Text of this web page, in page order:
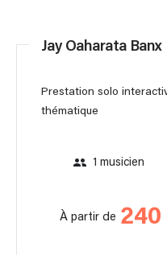
Jay Oaharata Banx
Prestation solo
thématique
1 musicien
À partir de 240